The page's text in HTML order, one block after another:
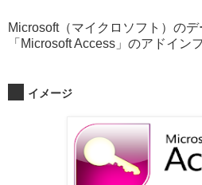
Microsoft（マイクロソフト）のデ
「Microsoft Access」のアドイン
イメージ